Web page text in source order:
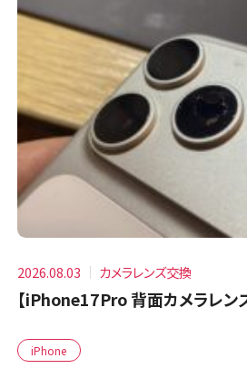
2026.08.03 カメラレンズ交換
【iPhone17Pro 背面カメラレンズ
iPhone